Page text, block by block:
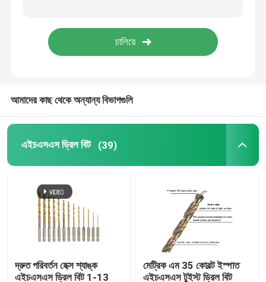
ডায়মন্ড কোর বিট
আবর্জনা টুল
কাঠের রাউটার বিট
এইচএসএস মেশিন টেপ
আমাদের কাছ থেকে অন্যান্য বিভাগগুলি
এইচএসএস ড্রিল বিট (39)
দ্রুত পরিবর্তন হেক্স শ্যাঙ্ক
এইচএসএস ড্রিল বিট 1-13
মেট্রিক এম 35 কোবল্ট ইস্পাত
এইচএসএস টুইস্ট ড্রিল বিট